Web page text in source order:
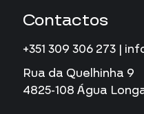
Contactos
+351 309 306 273 |
Rua da Quelhinha 9
4825-108 Água